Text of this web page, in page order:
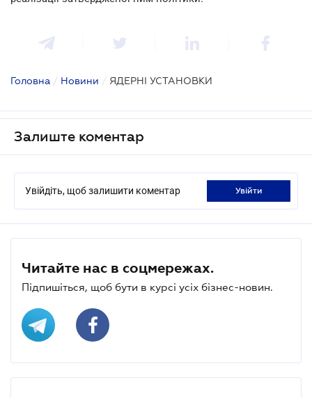
Головна / Новини / ЯДЕРНІ УСТАНОВКИ
Залиште коментар
Увійдіть, щоб залишити коментар увійти
Читайте нас в соцмережах.
Підпишіться, щоб бути в курсі усіх бізнес-новин.